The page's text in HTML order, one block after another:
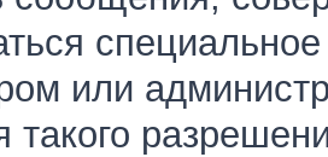
или
такого